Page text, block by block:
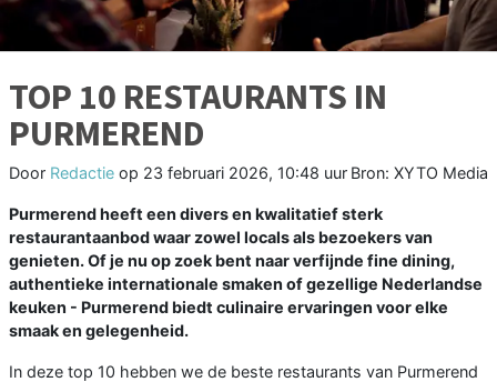
TOP 10 RESTAURANTS IN
PURMEREND
Door Redactie op 23 februari 2026, 10:48 uur Bron: XYTO Media
Purmerend heeft een divers en kwalitatief sterk
restaurantaanbod waar zowel locals als bezoekers van
genieten. Of je nu op zoek bent naar verfijnde fine dining,
authentieke internationale smaken of gezellige Nederlandse
keuken - Purmerend biedt culinaire ervaringen voor elke
smaak en gelegenheid.
In deze top 10 hebben we de beste restaurants van Purmerend